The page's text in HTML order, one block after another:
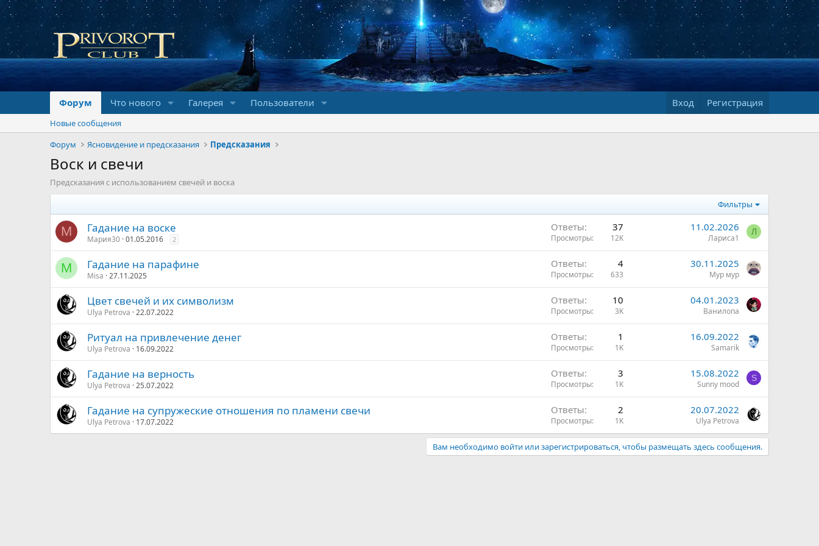
Форум Что нового Галерея Пользователи Вход Регистрация
Новые сообщения
Форум
Ясновидение и предсказания Предсказания
Воск и свечи
Предсказания с использованием свечей и воска
Фильтры
М Гадание на воске
Мария30 01.05.2016 2
Ответы 37
Просмотры 12K
11.02.2026
Лариса1
Л
M Гадание на парафине
Misa 27.11.2025
Ответы 4
Просмотры 633
30.11.2025
Мур мур
Цвет свечей и их символизм
Ulya Petrova 22.07.2022
Ответы 10
Просмотры 3K
04.01.2023
Ванилопа
Ритуал на привлечение денег
Ulya Petrova 16.09.2022
Ответы 1
Просмотры 1K
16.09.2022
Samarik
Гадание на верность
Ulya Petrova 25.07.2022
Ответы 3
Просмотры 1K
15.08.2022
Sunny mood
S
Гадание на супружеские отношения по пламени свечи
Ulya Petrova 17.07.2022
Ответы 2
Просмотры 1K
20.07.2022
Ulya Petrova
Вам необходимо войти или зарегистрироваться, чтобы размещать здесь сообщения.